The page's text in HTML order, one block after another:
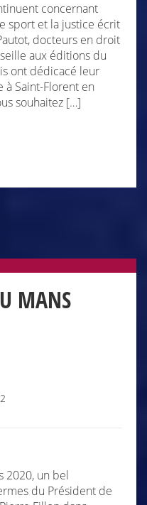
concernant
sport et la justice écrit
docteurs en droit
aux éditions du
ont dédicacé leur
à Saint-Florent en
souhaitez […]
MANS
2020, un bel
du Président de